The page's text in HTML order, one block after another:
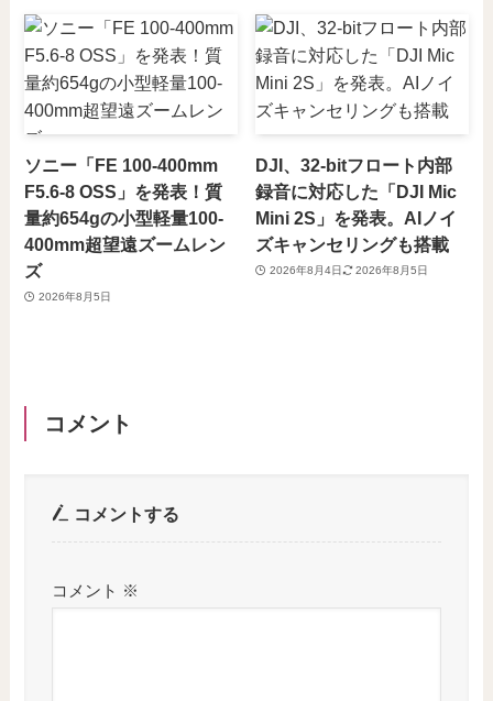
ソニー「FE 100-400mm
F5.6-8 OSS」を発表！質
量約654gの小型軽量100-
400mm超望遠ズームレン
ズ
2026年8月5日
DJI、32-bitフロート内部
録音に対応した「DJI Mic
Mini 2S」を発表。AIノイ
ズキャンセリングも搭載
2026年8月4日 2026年8月5日
コメント
コメントする
コメント ※